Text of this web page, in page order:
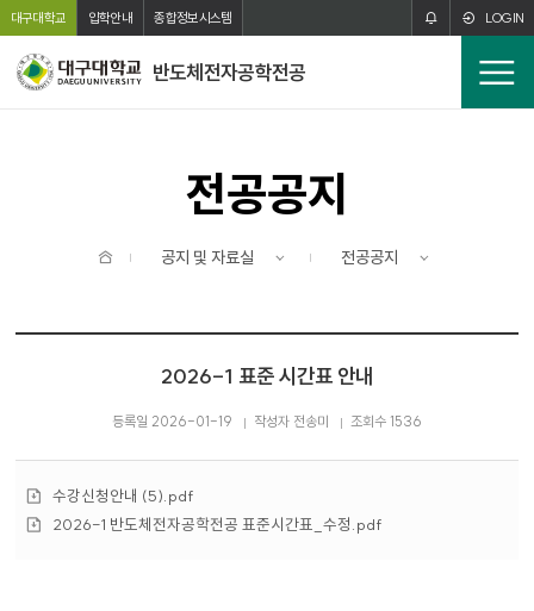
본문 바로가기
주메뉴 바로가기
대구대학교 입학안내 종합정보시스템 LOGIN
반도체전자공학전공
전
체
전공공지
공지 및 자료실 전공공지
2026-1 표준 시간표 안내
등록일 2026-01-19 작성자 전송미 조회수 1536
첨
부
수강신청안내 (5).pdf
첨
2026-1 반도체전자공학전공 표준시간표_수정.pdf